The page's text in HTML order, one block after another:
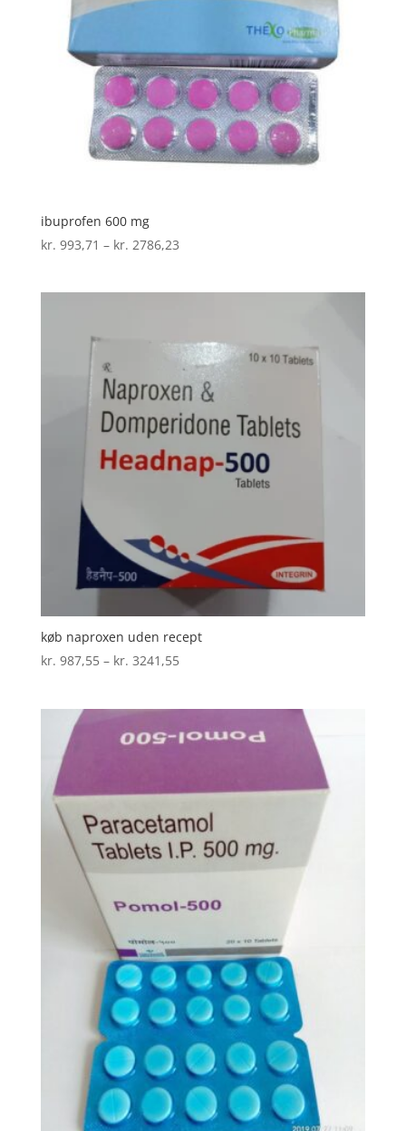
ibuprofen 600 mg
kr. 993,71 – kr. 2786,23Prisinterval:
køb naproxen uden recept
kr. 987,55 – kr. 3241,55Prisinterval: